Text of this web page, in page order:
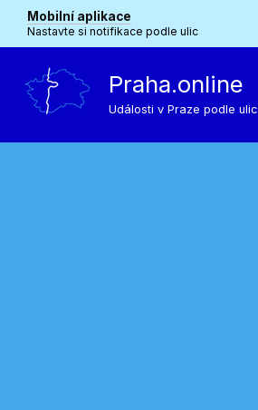
Mobilní aplikace
Nastavte si notifikace podle ulic
Praha.online
Události v Praze podle ulic